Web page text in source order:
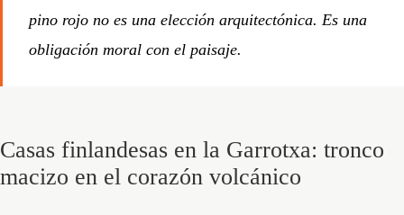
pino rojo no es una elección arquitectónica. Es una
obligación moral con el paisaje.
Casas finlandesas en la Garrotxa: tronco
macizo en el corazón volcánico